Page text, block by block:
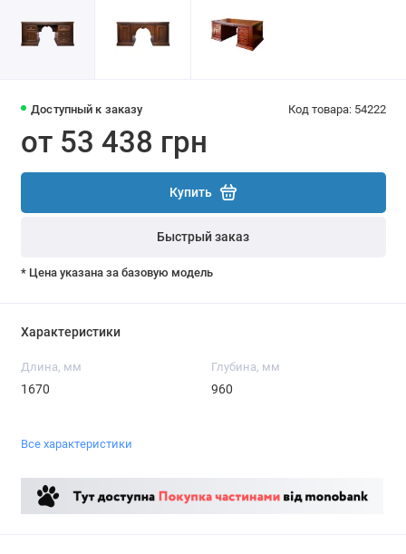
Доступный к заказу Код товара: 54222
от 53 438 грн
Купить
Быстрый заказ
* Цена указана за базовую модель
Характеристики
Длина, мм
1670
Глубина, мм
960
Все характеристики